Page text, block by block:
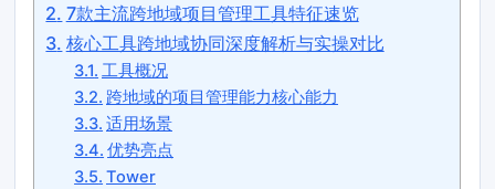
7款主流跨地域项目管理工具特征速览
核心工具跨地域协同深度解析与实操对比
工具概况
跨地域的项目管理能力核心能力
适用场景
优势亮点
Tower